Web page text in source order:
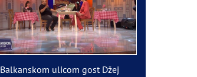
Balkanskom ulicom gost Džej